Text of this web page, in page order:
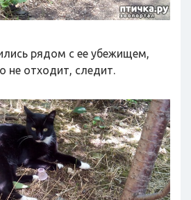
рядом с ее убежищем,
не отходит, следит.